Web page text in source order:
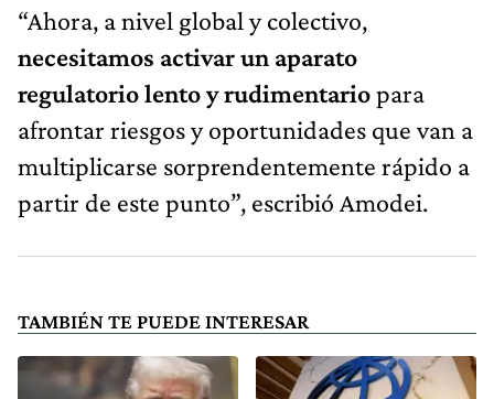
“Ahora, a nivel global y colectivo,
necesitamos activar un aparato
regulatorio lento y rudimentariopara
afrontar riesgos y oportunidades que van a
multiplicarse sorprendentemente rápido a
partir de este punto”, escribió Amodei.
TAMBIÉN TE PUEDE INTERESAR